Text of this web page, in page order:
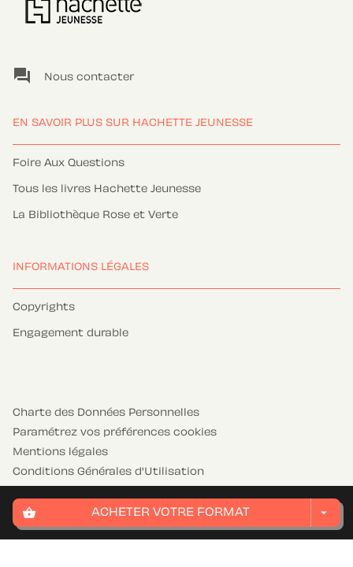
shopping_basket ACHETER VOTRE FORMAT arrow_drop_down
question_answer Nous contacter
EN SAVOIR PLUS SUR HACHETTE JEUNESSE
Foire Aux Questions
Tous les livres Hachette Jeunesse
La Bibliothèque Rose et Verte
INFORMATIONS LÉGALES
Copyrights
Engagement durable
Charte des Données Personnelles
Paramétrez vos préférences cookies
Mentions légales
Conditions Générales d'Utilisation